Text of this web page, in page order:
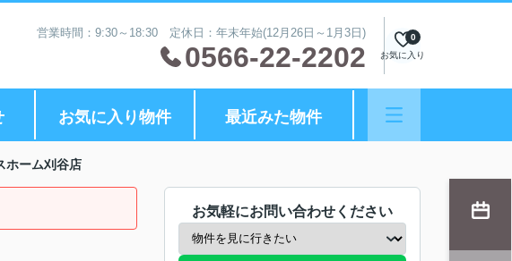
営業時間：9:30～18:30 定休日：年末年始(12月26日～1月3日)
0566-22-2202 お気に入り
0
お気に入り物件 最近みた物件
ーム刈谷店
お気軽にお問い合わせください